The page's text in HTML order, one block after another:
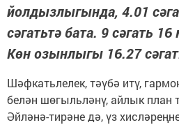
йолдызлыгында, 4.01
сәгатьтә бата. 9 сәгать
Көн озынлыгы 16.27
Шәфкатьлелек, тәүбә итү,
белән шөгыльләнү, айлык план
Әйләнә-тирәне дә, үз